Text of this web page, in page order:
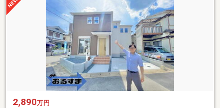
2,890万円